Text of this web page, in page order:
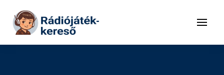
Tovább a tartalomhoz
Menü